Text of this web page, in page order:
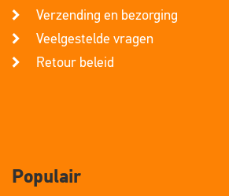
Verzending en bezorging
Veelgestelde vragen
Retour beleid
Populair